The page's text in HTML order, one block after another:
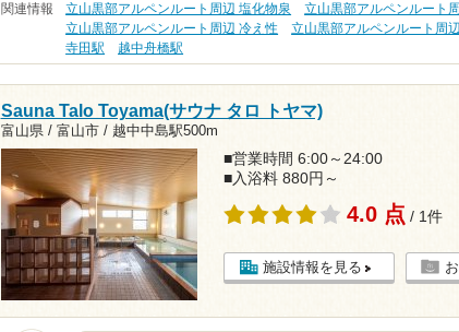
関連情報 立山黒部アルペンルート周辺 塩化物泉
立山黒部アルペンルート
立山黒部アルペンルート周辺 冷え性
立山黒部アルペンルート周
寺田駅
越中舟橋駅
Sauna Talo Toyama(サウナ タロ トヤマ)
富山県 / 富山市 / 越中中島駅500m
■営業時間 6:00～24:00
■入浴料 880円～
4.0 点 / 1件
施設情報を見る